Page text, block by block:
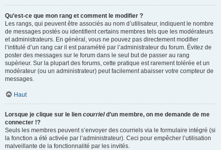
Qu’est-ce que mon rang et comment le modifier ?
Les rangs, qui peuvent être associés au nom d’utilisateur, indiquent le nombre
de messages postés ou identifient certains membres tels que les modérateurs
et administrateurs. En général, vous ne pouvez pas directement modifier
l’intitulé d’un rang car il est paramétré par l’administrateur du forum. Évitez de
poster des messages sur le forum dans le seul but de passer au rang
supérieur. Sur la plupart des forums, cette pratique est rarement tolérée et un
modérateur (ou un administrateur) peut facilement abaisser votre compteur de
messages.
Haut
Lorsque je clique sur le lien courrield’un membre, on me demande de me
connecter !?
Seuls les membres peuvent s’envoyer des courriels via le formulaire intégré (si
la fonction a été activée par l’administrateur). Ceci pour empêcher l’utilisation
malveillante de la fonctionnalité par les invités.